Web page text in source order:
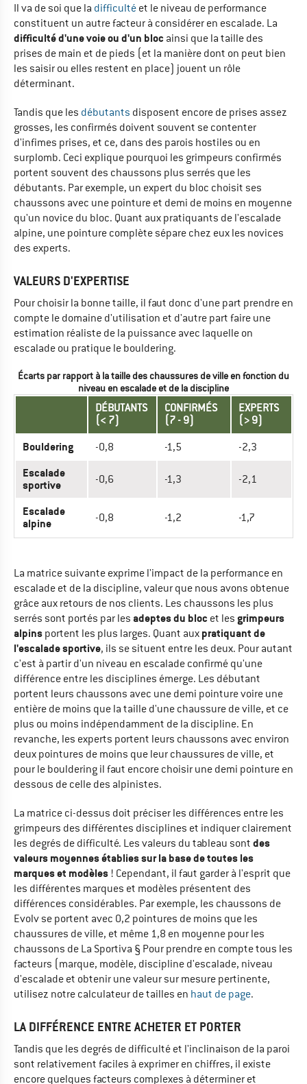
Il va de soi que la difficulté et le niveau de performance
constituent un autre facteur à considérer en escalade. La
difficulté d'une voie ou d'un bloc ainsi que la taille des
prises de main et de pieds (et la manière dont on peut bien
les saisir ou elles restent en place) jouent un rôle
déterminant.
Tandis que les débutants disposent encore de prises assez
grosses, les confirmés doivent souvent se contenter
d'infimes prises, et ce, dans des parois hostiles ou en
surplomb. Ceci explique pourquoi les grimpeurs confirmés
portent souvent des chaussons plus serrés que les
débutants. Par exemple, un expert du bloc choisit ses
chaussons avec une pointure et demi de moins en moyenne
qu'un novice du bloc. Quant aux pratiquants de l'escalade
alpine, une pointure complète sépare chez eux les novices
des experts.
VALEURS D'EXPERTISE
Pour choisir la bonne taille, il faut donc d'une part prendre en
compte le domaine d'utilisation et d'autre part faire une
estimation réaliste de la puissance avec laquelle on
escalade ou pratique le bouldering.
Écarts par rapport à la taille des chaussures de ville en fonction du
niveau en escalade et de la discipline
DÉBUTANTS
(< 7)
CONFIRMÉS
(7 - 9)
EXPERTS
(> 9)
Bouldering -0,8 -1,5 -2,3
Escalade
sportive
-0,6 -1,3 -2,1
Escalade
alpine
-0,8 -1,2 -1,7
La matrice suivante exprime l'impact de la performance en
escalade et de la discipline, valeur que nous avons obtenue
grâce aux retours de nos clients. Les chaussons les plus
serrés sont portés par les adeptes du bloc et les grimpeurs
alpins portent les plus larges. Quant aux pratiquant de
l'escalade sportive, ils se situent entre les deux. Pour autant
c'est à partir d'un niveau en escalade confirmé qu'une
différence entre les disciplines émerge. Les débutant
portent leurs chaussons avec une demi pointure voire une
entière de moins que la taille d'une chaussure de ville, et ce
plus ou moins indépendamment de la discipline. En
revanche, les experts portent leurs chaussons avec environ
deux pointures de moins que leur chaussures de ville, et
pour le bouldering il faut encore choisir une demi pointure en
dessous de celle des alpinistes.
La matrice ci-dessus doit préciser les différences entre les
grimpeurs des différentes disciplines et indiquer clairement
les degrés de difficulté. Les valeurs du tableau sont des
valeurs moyennes établies sur la base de toutes les
marques et modèles ! Cependant, il faut garder à l'esprit que
les différentes marques et modèles présentent des
différences considérables. Par exemple, les chaussons de
Evolv se portent avec 0,2 pointures de moins que les
chaussures de ville, et même 1,8 en moyenne pour les
chaussons de La Sportiva § Pour prendre en compte tous les
facteurs (marque, modèle, discipline d'escalade, niveau
d'escalade et obtenir une valeur sur mesure pertinente,
utilisez notre calculateur de tailles en haut de page.
LA DIFFÉRENCE ENTRE ACHETER ET PORTER
Tandis que les degrés de difficulté et l'inclinaison de la paroi
sont relativement faciles à exprimer en chiffres, il existe
encore quelques facteurs complexes à déterminer et